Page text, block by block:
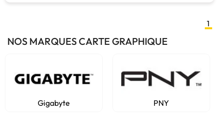
1
NOS MARQUES CARTE GRAPHIQUE
Gigabyte PNY